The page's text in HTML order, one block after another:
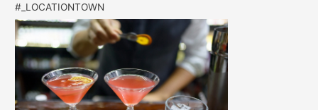
#_LOCATIONTOWN